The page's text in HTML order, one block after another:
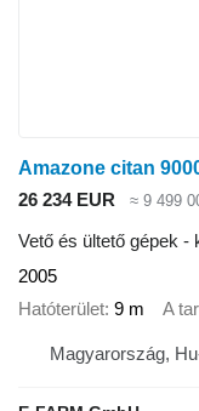
Amazone citan
26 234 EUR
≈ 9 499
Vető és ültető gépek -
2005
Hatóterület 9 m A
Magyarország,